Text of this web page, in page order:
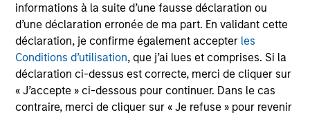
informations à la suite d’une fausse déclaration ou
d’une déclaration erronée de ma part. En validant cette
déclaration, je confirme également accepter les
Conditions d’utilisation, que j’ai lues et comprises. Si la
déclaration ci-dessus est correcte, merci de cliquer sur
« J’accepte » ci-dessous pour continuer. Dans le cas
contraire, merci de cliquer sur « Je refuse » pour revenir